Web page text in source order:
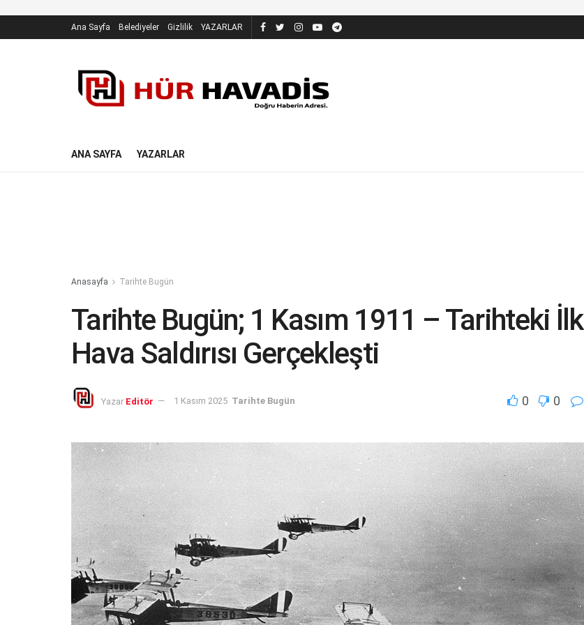
Ana Sayfa Belediyeler Gizlilik YAZARLAR
ANA SAYFA YAZARLAR
Anasayfa Tarihte Bugün
Tarihte Bugün; 1 Kasım 1911 – Tarihteki İlk
Hava Saldırısı Gerçekleşti
Yazar Editör 1 Kasım 2025 Tarihte Bugün 0 0